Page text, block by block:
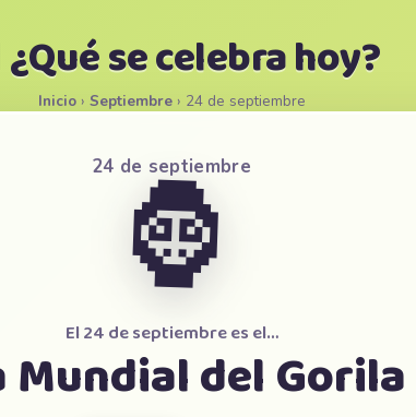
¿Qué se celebra hoy?
Inicio› Septiembre› 24 de septiembre
24 de septiembre
🦍
El 24 de septiembre es el…
Mundial del Gorila